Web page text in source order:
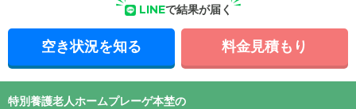
LINEで結果が届く
空き状況を知る 料金見積もり
特別養護老人ホームプレーゲ本埜の